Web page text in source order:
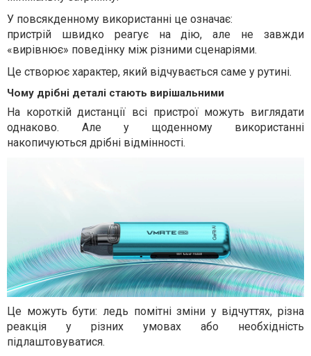
У повсякденному використанні це означає:
пристрій швидко реагує на дію, але не завжди
«вирівнює» поведінку між різними сценаріями.
Це створює характер, який відчувається саме у рутині.
Чому дрібні деталі стають вирішальними
На короткій дистанції всі пристрої можуть виглядати
однаково. Але у щоденному використанні
накопичуються дрібні відмінності.
Це можуть бути: ледь помітні зміни у відчуттях, різна
реакція у різних умовах або необхідність
підлаштовуватися.